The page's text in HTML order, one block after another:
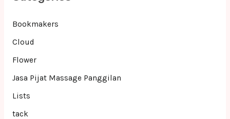
Bookmakers
Cloud
Flower
Jasa Pijat Massage Panggilan
Lists
tack